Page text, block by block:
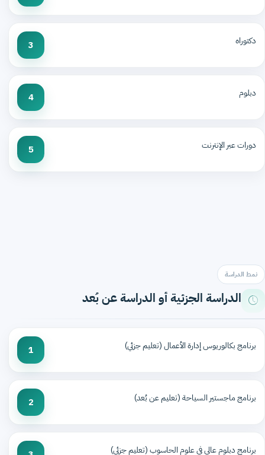
دكتوراه 3
دبلوم 4
دورات عبر الإنترنت 5
نمط الدراسة
الدراسة الجزئية أو الدراسة عن بُعد
برنامج بكالوريوس إدارة الأعمال (تعليم جزئي) 1
برنامج ماجستير السياحة (تعليم عن بُعد) 2
برنامج دبلوم عالي في علوم الحاسوب (تعليم جزئي)